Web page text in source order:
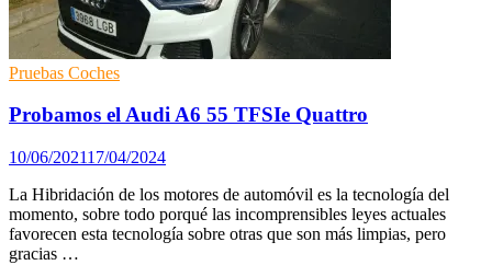
Pruebas Coches
Probamos el Audi A6 55 TFSIe Quattro
10/06/202117/04/2024
La Hibridación de los motores de automóvil es la tecnología del
momento, sobre todo porqué las incomprensibles leyes actuales
favorecen esta tecnología sobre otras que son más limpias, pero
gracias …